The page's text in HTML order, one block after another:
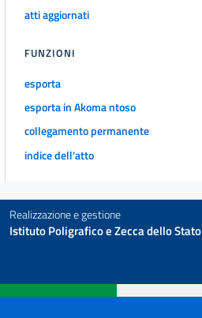
atti aggiornati
FUNZIONI
esporta
esporta in Akoma ntoso
collegamento permanente
indice dell'atto
Realizzazione e gestione
Istituto Poligrafico e Zecca dello Stato